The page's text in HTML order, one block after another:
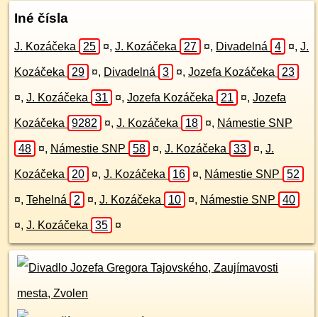
Iné čísla
J. Kozáčeka 25 ¤, J. Kozáčeka 27 ¤, Divadelná 4 ¤, J.
Kozáčeka 29 ¤, Divadelná 3 ¤, Jozefa Kozáčeka 23
¤, J. Kozáčeka 31 ¤, Jozefa Kozáčeka 21 ¤, Jozefa
Kozáčeka 9282 ¤, J. Kozáčeka 18 ¤, Námestie SNP
48 ¤, Námestie SNP 58 ¤, J. Kozáčeka 33 ¤, J.
Kozáčeka 20 ¤, J. Kozáčeka 16 ¤, Námestie SNP 52
¤, Tehelná 2 ¤, J. Kozáčeka 10 ¤, Námestie SNP 40
¤, J. Kozáčeka 35 ¤